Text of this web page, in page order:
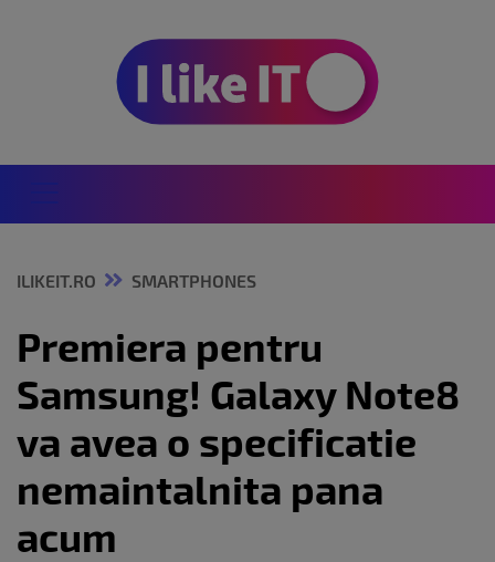
ILIKEIT.RO SMARTPHONES
Premiera pentru
Samsung! Galaxy Note8
va avea o specificatie
nemaintalnita pana
acum